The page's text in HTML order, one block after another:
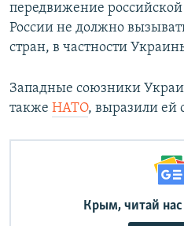
передвижение
России не должно
стран, в частности
Западные союзники
также НАТО, выразили ей
Крым, читай нас